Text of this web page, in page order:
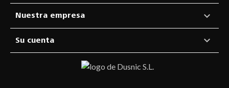
Nuestra empresa 
Su cuenta 